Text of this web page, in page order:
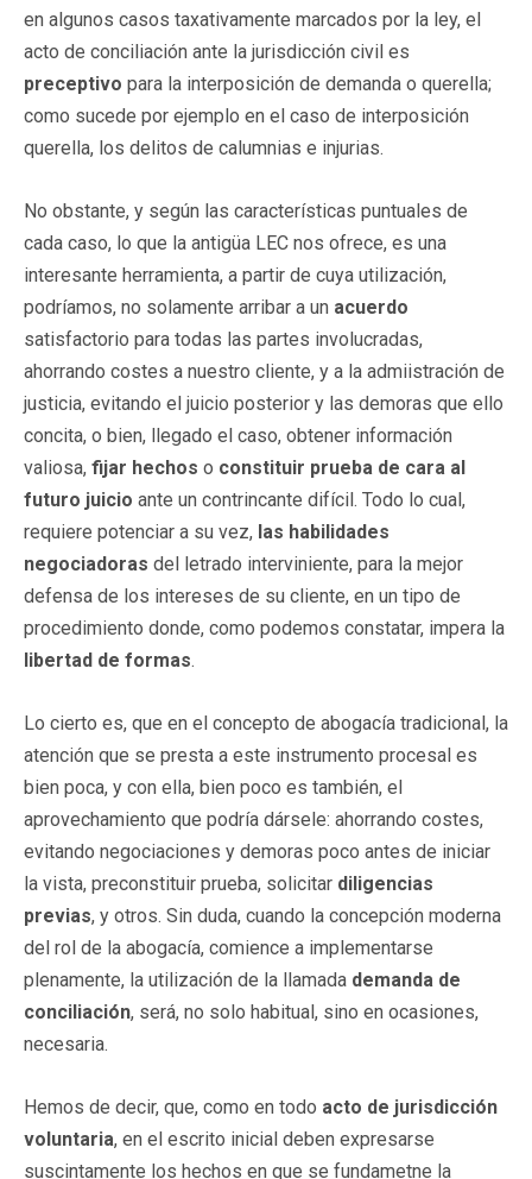
en algunos casos taxativamente marcados por la ley, el
acto de conciliación ante la jurisdicción civil es
preceptivo para la interposición de demanda o querella;
como sucede por ejemplo en el caso de interposición
querella, los delitos de calumnias e injurias.
No obstante, y según las características puntuales de
cada caso, lo que la antigüa LEC nos ofrece, es una
interesante herramienta, a partir de cuya utilización,
podríamos, no solamente arribar a un acuerdo
satisfactorio para todas las partes involucradas,
ahorrando costes a nuestro cliente, y a la admiistración de
justicia, evitando el juicio posterior y las demoras que ello
concita, o bien, llegado el caso, obtener información
valiosa, fijar hechos o constituir prueba de cara al
futuro juicio ante un contrincante difícil. Todo lo cual,
requiere potenciar a su vez, las habilidades
negociadoras del letrado interviniente, para la mejor
defensa de los intereses de su cliente, en un tipo de
procedimiento donde, como podemos constatar, impera la
libertad de formas.
Lo cierto es, que en el concepto de abogacía tradicional, la
atención que se presta a este instrumento procesal es
bien poca, y con ella, bien poco es también, el
aprovechamiento que podría dársele: ahorrando costes,
evitando negociaciones y demoras poco antes de iniciar
la vista, preconstituir prueba, solicitar diligencias
previas, y otros. Sin duda, cuando la concepción moderna
del rol de la abogacía, comience a implementarse
plenamente, la utilización de la llamada demanda de
conciliación, será, no solo habitual, sino en ocasiones,
necesaria.
Hemos de decir, que, como en todo acto de jurisdicción
voluntaria, en el escrito inicial deben expresarse
suscintamente los hechos en que se fundametne la